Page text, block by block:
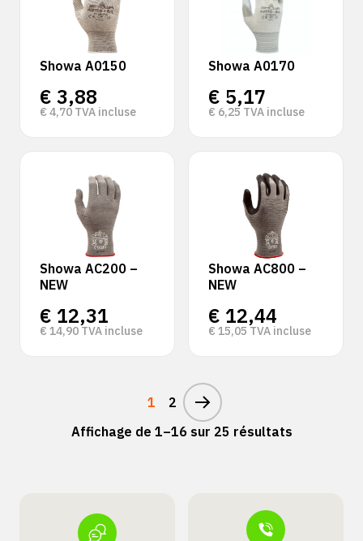
Showa A0150
€ 3,88
€ 4,70 TVA incluse
Showa A0170
€ 5,17
€ 6,25 TVA incluse
Showa AC200 –
NEW
€ 12,31
€ 14,90 TVA incluse
Showa AC800 –
NEW
€ 12,44
€ 15,05 TVA incluse
1
2
Affichage de 1–16 sur 25 résultats